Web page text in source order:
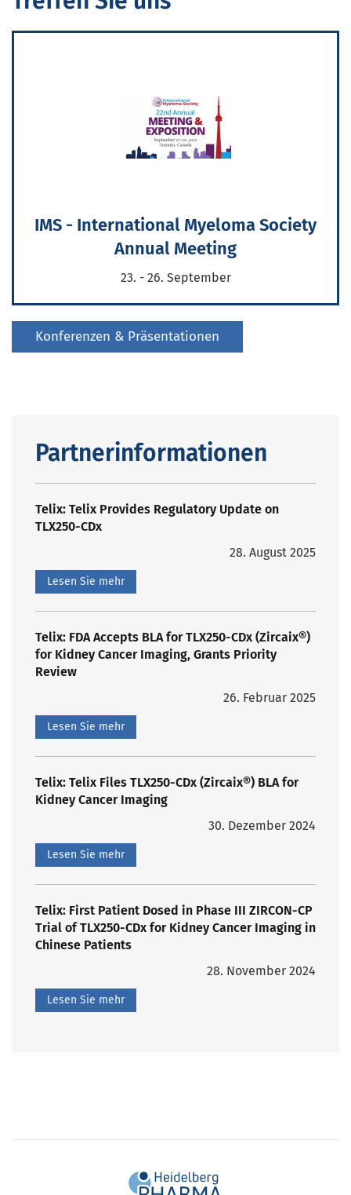
IMS - International Myeloma Society
Annual Meeting
23. - 26. September
Konferenzen & Präsentationen
Partnerinformationen
Telix: Telix Provides Regulatory Update on
TLX250-CDx
28. August 2025
Lesen Sie mehr
Telix: FDA Accepts BLA for TLX250-CDx (Zircaix®)
for Kidney Cancer Imaging, Grants Priority
Review
26. Februar 2025
Lesen Sie mehr
Telix: Telix Files TLX250-CDx (Zircaix®) BLA for
Kidney Cancer Imaging
30. Dezember 2024
Lesen Sie mehr
Telix: First Patient Dosed in Phase III ZIRCON-CP
Trial of TLX250-CDx for Kidney Cancer Imaging in
Chinese Patients
28. November 2024
Lesen Sie mehr